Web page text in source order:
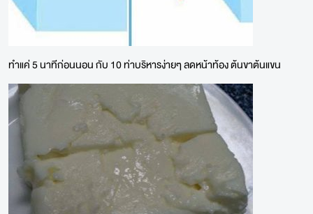
ทำแค่ 5 นาทีก่อนนอน กับ 10 ท่าบริหารง่ายๆ ลดหน้าท้อง ต้นขาต้นแขน